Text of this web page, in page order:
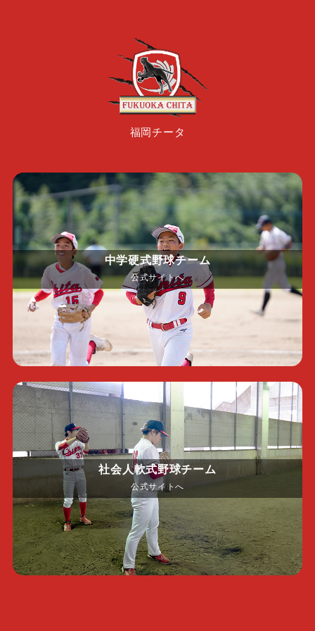
福岡チータ
中学硬式野球チーム
公式サイトへ
社会人軟式野球チーム
公式サイトへ